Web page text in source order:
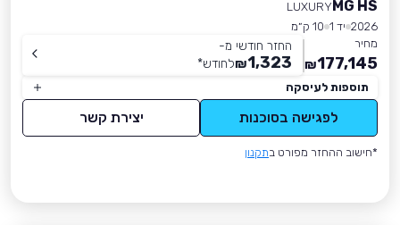
MG HS
LUXURY
2026 יד 1
10 ק״מ
מחיר
177,145
₪
החזר חודשי מ-
1,323
₪לחודש*
תוספות לעיסקה
לפגישה בסוכנות יצירת קשר
*חישוב ההחזר מפורט בתקנון